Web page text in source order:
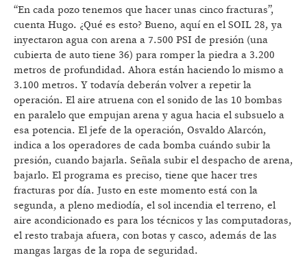
“En cada pozo tenemos que hacer unas cinco fracturas”,
cuenta Hugo. ¿Qué es esto? Bueno, aquí en el SOIL 28, ya
inyectaron agua con arena a 7.500 PSI de presión (una
cubierta de auto tiene 36) para romper la piedra a 3.200
metros de profundidad. Ahora están haciendo lo mismo a
3.100 metros. Y todavía deberán volver a repetir la
operación. El aire atruena con el sonido de las 10 bombas
en paralelo que empujan arena y agua hacia el subsuelo a
esa potencia. El jefe de la operación, Osvaldo Alarcón,
indica a los operadores de cada bomba cuándo subir la
presión, cuando bajarla. Señala subir el despacho de arena,
bajarlo. El programa es preciso, tiene que hacer tres
fracturas por día. Justo en este momento está con la
segunda, a pleno mediodía, el sol incendia el terreno, el
aire acondicionado es para los técnicos y las computadoras,
el resto trabaja afuera, con botas y casco, además de las
mangas largas de la ropa de seguridad.